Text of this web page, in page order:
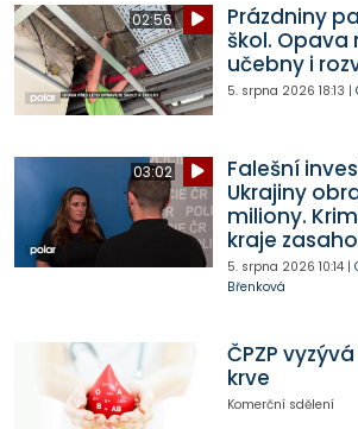
02:56
Prázdniny
škol. Opava
učebny i
5. srpna 2026 18:13 |
03:02
Falešní
Ukrajiny
miliony.
kraje
5. srpna 2026 10:14|
Břenková
ČPZP
krve
Komerční sdělení